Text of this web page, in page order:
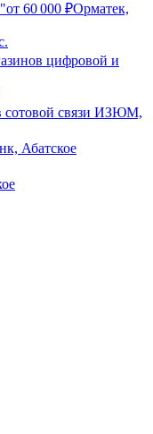
от 60 000 ₽Орматек,
цифровой и
сотовой связи ИЗЮМ,
Абатское